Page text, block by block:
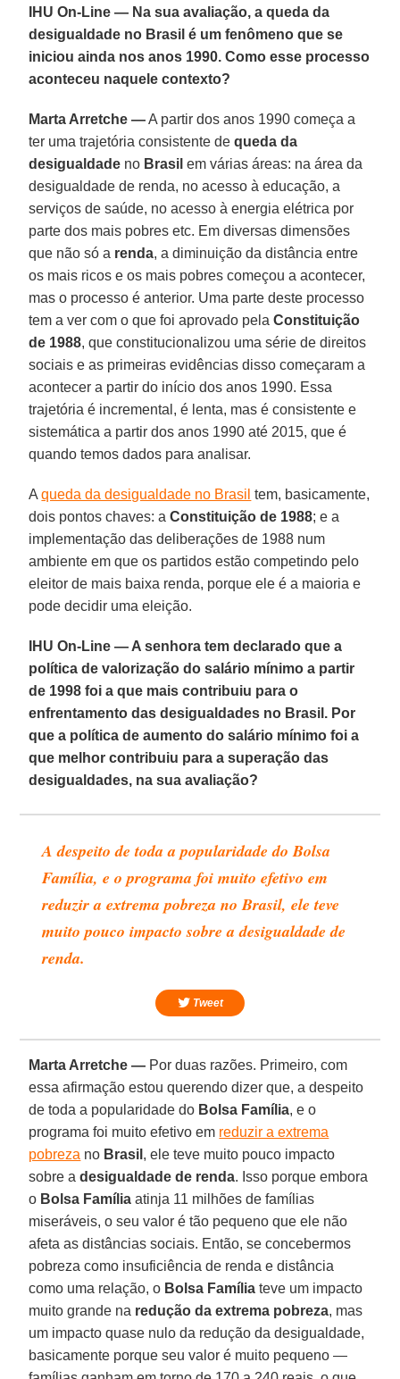
IHU On-Line — Na sua avaliação, a queda da
desigualdade no Brasil é um fenômeno que se
iniciou ainda nos anos 1990. Como esse processo
aconteceu naquele contexto?
Marta Arretche —A partir dos anos 1990 começa a
ter uma trajetória consistente dequeda da
desigualdade no Brasil em várias áreas: na área da
desigualdade de renda, no acesso à educação, a
serviços de saúde, no acesso à energia elétrica por
parte dos mais pobres etc. Em diversas dimensões
que não só a renda, a diminuição da distância entre
os mais ricos e os mais pobres começou a acontecer,
mas o processo é anterior. Uma parte deste processo
tem a ver com o que foi aprovado pela Constituição
de 1988, que constitucionalizou uma série de direitos
sociais e as primeiras evidências disso começaram a
acontecer a partir do início dos anos 1990. Essa
trajetória é incremental, é lenta, mas é consistente e
sistemática a partir dos anos 1990 até 2015, que é
quando temos dados para analisar.
Aqueda da desigualdade no Brasil tem, basicamente,
dois pontos chaves: aConstituição de 1988; e a
implementação das deliberações de 1988 num
ambiente em que os partidos estão competindo pelo
eleitor de mais baixa renda, porque ele é a maioria e
pode decidir uma eleição.
IHU On-Line — A senhora tem declarado que a
política de valorização do salário mínimo a partir
de 1998 foi a que mais contribuiu para o
enfrentamento das desigualdades no Brasil. Por
que a política de aumento do salário mínimo foi a
que melhor contribuiu para a superação das
desigualdades, na sua avaliação?
A despeito de toda a popularidade do Bolsa
Família, e o programa foi muito efetivo em
reduzir a extrema pobreza no Brasil, ele teve
muito pouco impacto sobre a desigualdade de
renda.
Tweet
Marta Arretche — Por duas razões. Primeiro, com
essa afirmação estou querendo dizer que, a despeito
de toda a popularidade do Bolsa Família, e o
programa foi muito efetivo em reduzir a extrema
pobreza no Brasil , ele teve muito pouco impacto
sobre adesigualdade de renda. Isso porque embora
o Bolsa Família atinja 11 milhões de famílias
miseráveis, o seu valor é tão pequeno que ele não
afeta as distâncias sociais. Então, se concebermos
pobreza como insuficiência de renda e distância
como uma relação, o Bolsa Família teve um impacto
muito grande na redução da extrema pobreza, mas
um impacto quase nulo da redução da desigualdade,
basicamente porque seu valor é muito pequeno —